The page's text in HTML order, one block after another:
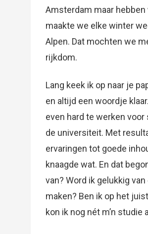
Amsterdam maar
maakte we elke winter
Alpen. Dat mochten we
rijkdom.
Lang keek ik op naar je
en altijd een woordje
even hard te werken
de universiteit. Met
ervaringen tot goede
knaagde wat. En dat
van? Word ik gelukkig
maken? Ben ik op het
kon ik nog nét m’n